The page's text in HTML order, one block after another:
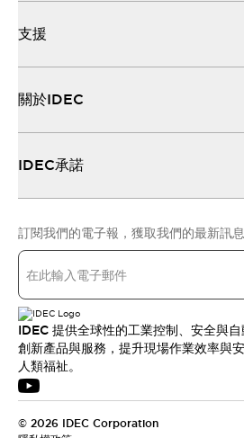
支援
關於IDEC
IDEC承諾
訂閱我們的電子報，獲取我們的最新訊
IDEC 提供全球性的工業控制、安全與
創新產品與服務，提升現場作業效率與
人類福祉。
© 2026 IDEC Corporation